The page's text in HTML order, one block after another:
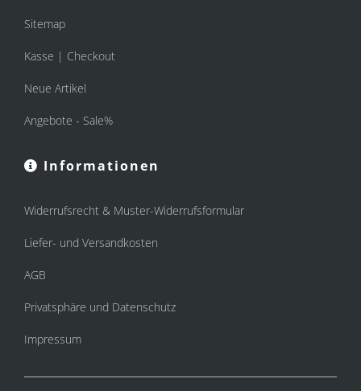
Sitemap
Kasse | Checkout
Neue Artikel
Angebote - Sale%
Informationen
Widerrufsrecht & Muster-Widerrufsformular
Liefer- und Versandkosten
AGB
Privatsphäre und Datenschutz
Impressum